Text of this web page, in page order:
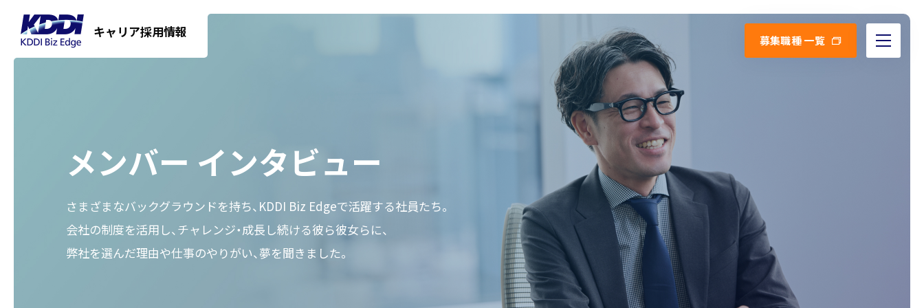
キャリア採用情報
募集職種 一覧
メンバー インタビュー
さまざまなバックグラウンドを持ち、KDDI Biz Edgeで活躍する社員たち。
会社の制度を活用し、チャレンジ・成長し続ける彼ら彼女らに、
弊社を選んだ理由や仕事のやりがい、夢を聞きました。